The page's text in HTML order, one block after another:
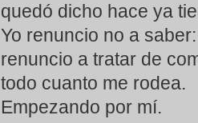
quedó dicho hace ya
Yo renuncio no a saber:
renuncio a tratar de
todo cuanto me rodea.
Empezando por mí.